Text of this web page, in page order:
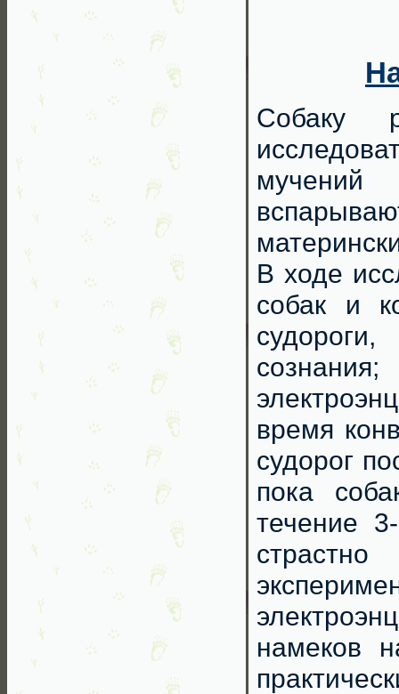
Собаку
В ходе
собак и
время
судорог
пока
течение
намеков